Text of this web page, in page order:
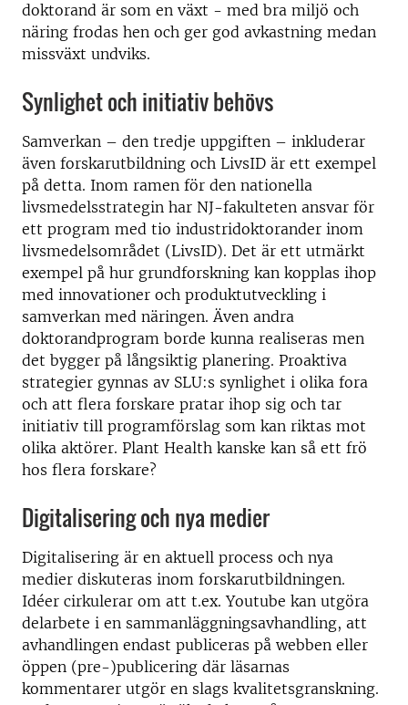
doktorand är som en växt - med bra miljö och
näring frodas hen och ger god avkastning medan
missväxt undviks.
Synlighet och initiativ behövs
Samverkan – den tredje uppgiften – inkluderar
även forskarutbildning och LivsID är ett exempel
på detta. Inom ramen för den nationella
livsmedelsstrategin har NJ-fakulteten ansvar för
ett program med tio industridoktorander inom
livsmedelsområdet (LivsID). Det är ett utmärkt
exempel på hur grundforskning kan kopplas ihop
med innovationer och produktutveckling i
samverkan med näringen. Även andra
doktorandprogram borde kunna realiseras men
det bygger på långsiktig planering. Proaktiva
strategier gynnas av SLU:s synlighet i olika fora
och att flera forskare pratar ihop sig och tar
initiativ till programförslag som kan riktas mot
olika aktörer. Plant Health kanske kan så ett frö
hos flera forskare?
Digitalisering och nya medier
Digitalisering är en aktuell process och nya
medier diskuteras inom forskarutbildningen.
Idéer cirkulerar om att t.ex. Youtube kan utgöra
delarbete i en sammanläggningsavhandling, att
avhandlingen endast publiceras på webben eller
öppen (pre-)publicering där läsarnas
kommentarer utgör en slags kvalitetsgranskning.